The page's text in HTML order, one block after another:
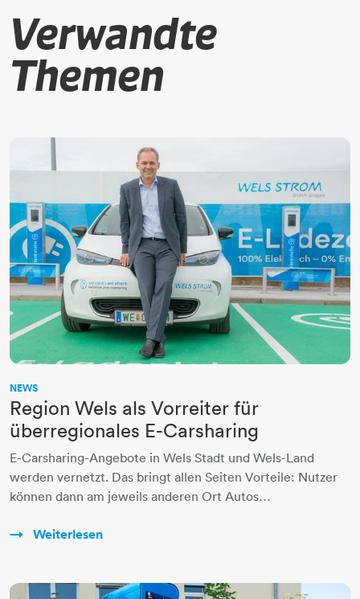
Verwandte
Themen
NEWS
Region Wels als Vorreiter für
überregionales E-Carsharing
E-Carsharing-Angebote in Wels Stadt und Wels-Land
werden vernetzt. Das bringt allen Seiten Vorteile: Nutzer
können dann am jeweils anderen Ort Autos…
Weiterlesen